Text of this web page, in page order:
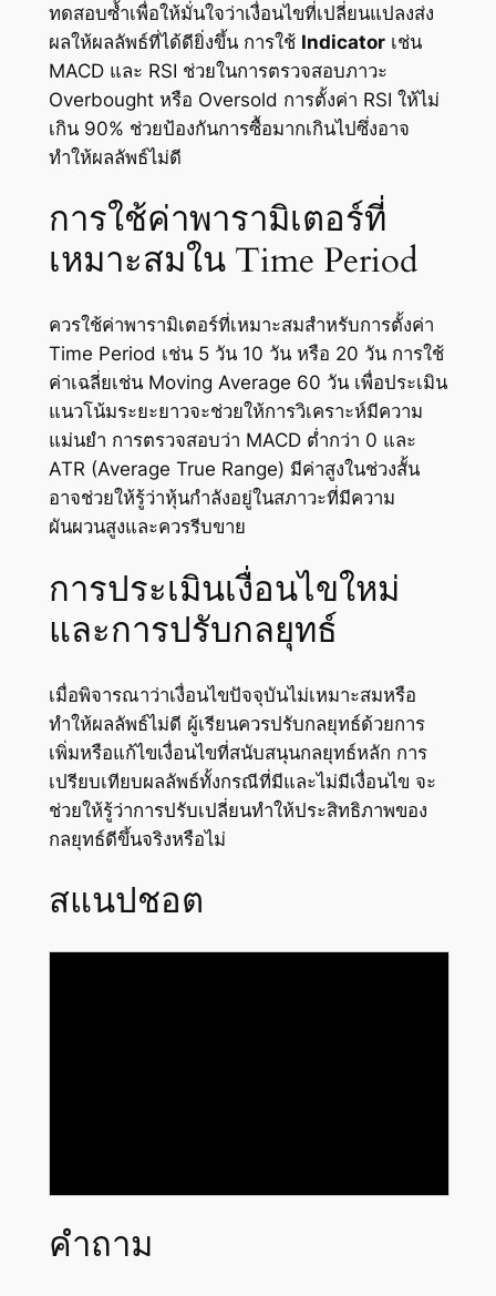
ทดสอบซ้ำเพื่อให้มั่นใจว่าเงื่อนไขที่เปลี่ยนแปลงส่ง
ผลให้ผลลัพธ์ที่ได้ดียิ่งขึ้น การใช้ Indicatorเช่น
MACD และ RSI ช่วยในการตรวจสอบภาวะ
Overbought หรือ Oversold การตั้งค่า RSI ให้ไม่
เกิน 90% ช่วยป้องกันการซื้อมากเกินไปซึ่งอาจ
ทำให้ผลลัพธ์ไม่ดี
การใช้ค่าพารามิเตอร์ที่
เหมาะสมใน Time Period
ควรใช้ค่าพารามิเตอร์ที่เหมาะสมสำหรับการตั้งค่า
Time Period เช่น 5 วัน 10 วัน หรือ 20 วัน การใช้
ค่าเฉลี่ยเช่น Moving Average 60 วัน เพื่อประเมิน
แนวโน้มระยะยาวจะช่วยให้การวิเคราะห์มีความ
แม่นยำ การตรวจสอบว่า MACD ต่ำกว่า 0 และ
ATR (Average True Range) มีค่าสูงในช่วงสั้น
อาจช่วยให้รู้ว่าหุ้นกำลังอยู่ในสภาวะที่มีความ
ผันผวนสูงและควรรีบขาย
การประเมินเงื่อนไขใหม่
และการปรับกลยุทธ์
เมื่อพิจารณาว่าเงื่อนไขปัจจุบันไม่เหมาะสมหรือ
ทำให้ผลลัพธ์ไม่ดี ผู้เรียนควรปรับกลยุทธ์ด้วยการ
เพิ่มหรือแก้ไขเงื่อนไขที่สนับสนุนกลยุทธ์หลัก การ
เปรียบเทียบผลลัพธ์ทั้งกรณีที่มีและไม่มีเงื่อนไข จะ
ช่วยให้รู้ว่าการปรับเปลี่ยนทำให้ประสิทธิภาพของ
กลยุทธ์ดีขึ้นจริงหรือไม่
สแนปชอต
คำถาม